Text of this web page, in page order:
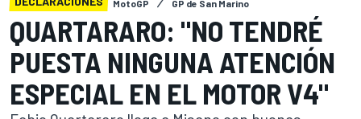
MotoGP GP de San Marino
QUARTARARO: "NO TENDRÉ
PUESTA NINGUNA ATENCIÓN
ESPECIAL EN EL MOTOR V4"